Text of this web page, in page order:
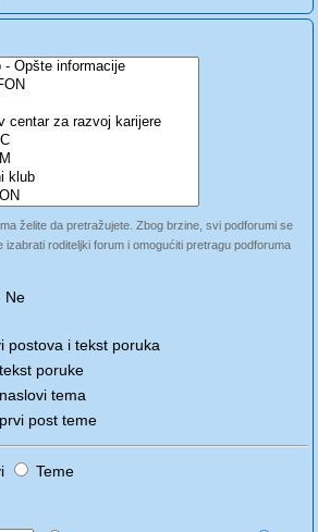
želite da pretražujete. Zbog brzine, svi podforumi se
roditeljki forum i omogućiti pretragu podforuma
Ne
postova i tekst poruka
poruke
tema
post teme
Teme